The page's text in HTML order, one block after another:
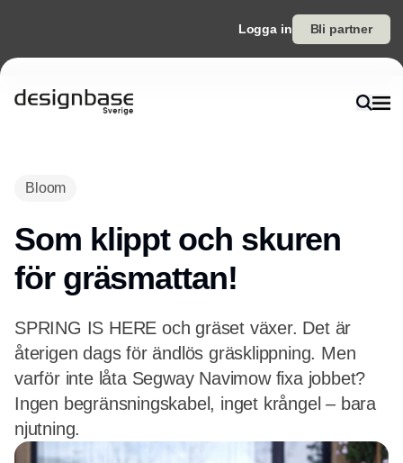
Logga in Bli partner
Bloom
Som klippt och skuren
för gräsmattan!
SPRING IS HERE och gräset växer. Det är
återigen dags för ändlös gräsklippning. Men
varför inte låta Segway Navimow fixa jobbet?
Ingen begränsningskabel, inget krångel – bara
njutning.